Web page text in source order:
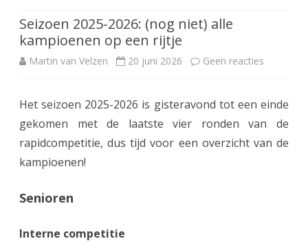
de
inhoud
Seizoen 2025-2026: (nog niet) alle
kampioenen op een rijtje
Martin van Velzen 20 juni 2026 Geen reacties
S
Het seizoen 2025-2026 is gisteravond tot een einde
gekomen met de laatste vier ronden van de
rapidcompetitie, dus tijd voor een overzicht van de
kampioenen!
Senioren
Interne competitie